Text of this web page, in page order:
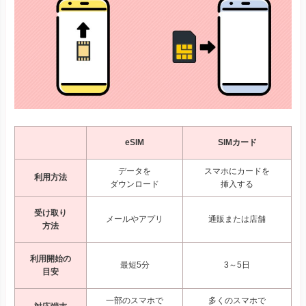
eSIM SIMカード
利用方法
データを
ダウンロード
スマホにカードを
挿入する
受け取り
方法
メールやアプリ 通販または店舗
利用開始の
目安
最短5分 3～5日
一部のスマホで
多くのスマホで